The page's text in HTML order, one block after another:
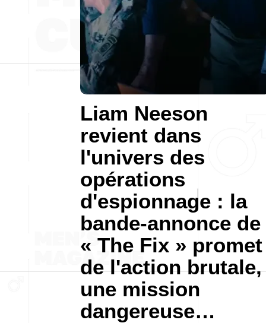
Liam Neeson
revient dans
l'univers des
opérations
d'espionnage : la
bande-annonce de
« The Fix » promet
de l'action brutale,
une mission
dangereuse…